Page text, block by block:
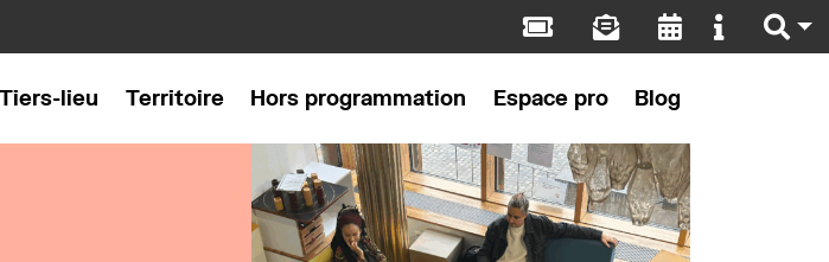
Tiers-lieu Territoire Hors programmation Espace pro Blog